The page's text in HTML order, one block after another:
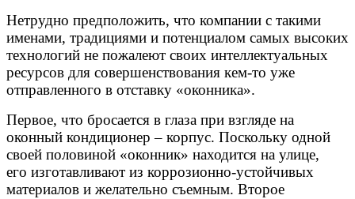
Нетрудно предположить, что компании с такими
именами, традициями и потенциалом самых высоких
технологий не пожалеют своих интеллектуальных
ресурсов для совершенствования кем-то уже
отправленного в отставку «оконника».
Первое, что бросается в глаза при взгляде на
оконный кондиционер – корпус. Поскольку одной
своей половиной «оконник» находится на улице,
его изготавливают из коррозионно-устойчивых
материалов и желательно съемным. Второе